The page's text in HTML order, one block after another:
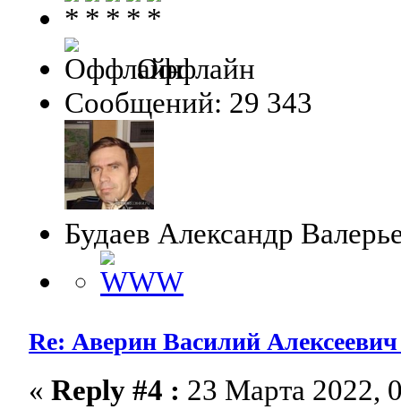
Оффлайн
Сообщений: 29 343
Будаев Александр
Re: Аверин Василий Алексеевич
«Reply #4 : 23 Марта 2022,